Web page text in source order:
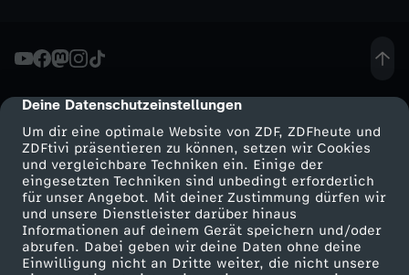
cmp-dialog-description
Deine Datenschutzeinstellungen
Um dir eine optimale Website von ZDF, ZDFheute und
ZDFtivi präsentieren zu können, setzen wir Cookies
und vergleichbare Techniken ein. Einige der
eingesetzten Techniken sind unbedingt erforderlich
für unser Angebot. Mit deiner Zustimmung dürfen wir
und unsere Dienstleister darüber hinaus
Informationen auf deinem Gerät speichern und/oder
abrufen. Dabei geben wir deine Daten ohne deine
Einwilligung nicht an Dritte weiter, die nicht unsere
r
n
-
N
e
Mehr ZDF
ZDF-Apps
Smart TV
Service
ZDFmitreden
Kontakt zum ZDF